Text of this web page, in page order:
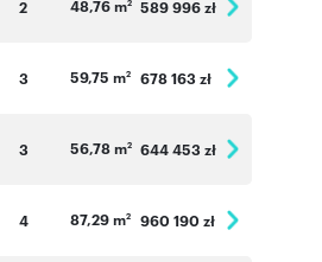
2 48,76 m2 589 996 zł
3 59,75 m2 678 163 zł
3 56,78 m2 644 453 zł
4 87,29 m2 960 190 zł